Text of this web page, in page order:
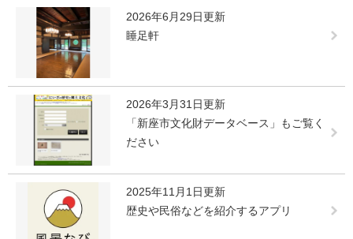
2026年6月29日更新
睡足軒
2026年3月31日更新
「新座市文化財データベース」もご覧く
ださい
2025年11月1日更新
歴史や民俗などを紹介するアプリ